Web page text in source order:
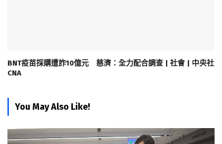
BNT疫苗採購遭詐10億元 慈濟：全力配合調查 | 社會 | 中央社
CNA
You May Also Like!